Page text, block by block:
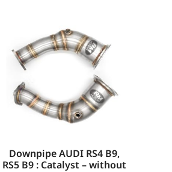
Downpipe AUDI RS4 B9,
RS5 B9 : Catalyst – without